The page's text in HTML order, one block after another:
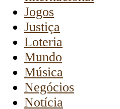
Jogos
Justiça
Loteria
Mundo
Música
Negócios
Notícia